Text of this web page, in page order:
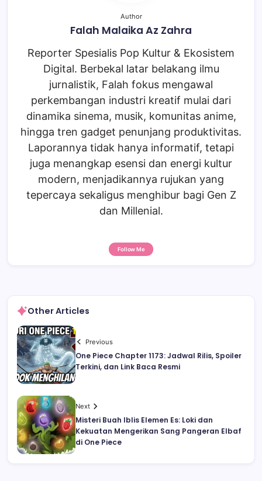
Author
Falah Malaika Az Zahra
Reporter Spesialis Pop Kultur & Ekosistem
Digital. Berbekal latar belakang ilmu
jurnalistik, Falah fokus mengawal
perkembangan industri kreatif mulai dari
dinamika sinema, musik, komunitas anime,
hingga tren gadget penunjang produktivitas.
Laporannya tidak hanya informatif, tetapi
juga menangkap esensi dan energi kultur
modern, menjadikannya rujukan yang
tepercaya sekaligus menghibur bagi Gen Z
dan Millenial.
Follow Me
Other Articles
Previous
One Piece Chapter 1173: Jadwal Rilis, Spoiler
Terkini, dan Link Baca Resmi
Next
Misteri Buah Iblis Elemen Es: Loki dan
Kekuatan Mengerikan Sang Pangeran Elbaf
di One Piece